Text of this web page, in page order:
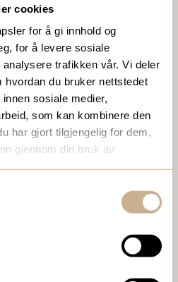
cookies
for å gi innhold og
for å levere sosiale
trafikken vår. Vi deler
hvordan du bruker nettstedet
sosiale medier,
som kan kombinere den
har gjort tilgjengelig for dem,
gjennom din bruk av
medarbeidere, eller send en e-
vårt gratis kundemagasin